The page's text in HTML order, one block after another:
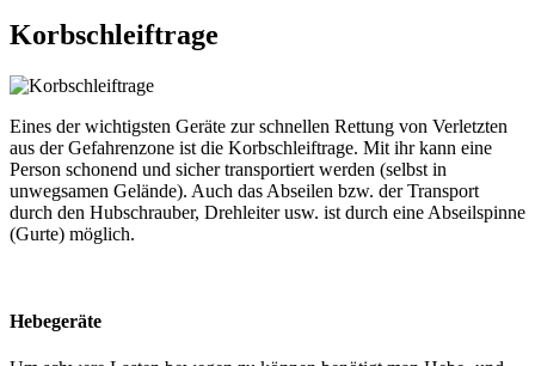
Korbschleiftrage
Eines der wichtigsten Geräte zur schnellen Rettung von Verletzten
aus der Gefahrenzone ist die Korbschleiftrage. Mit ihr kann eine
Person schonend und sicher transportiert werden (selbst in
unwegsamen Gelände). Auch das Abseilen bzw. der Transport
durch den Hubschrauber, Drehleiter usw. ist durch eine Abseilspinne
(Gurte) möglich.
Hebegeräte